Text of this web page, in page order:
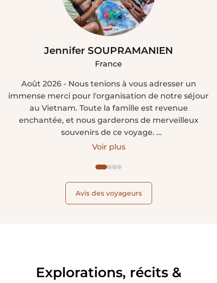
Jennifer SOUPRAMANIEN
France
Août 2026 - Nous tenions à vous adresser un
immense merci pour l'organisation de notre séjour
au Vietnam. Toute la famille est revenue
enchantée, et nous garderons de merveilleux
souvenirs de ce voyage.
Dès nos premiers échanges, avant même la
attentes, de respecter notre budget et de nous
proposer un itinéraire parfaitement adapté à
notre famille et à nos enfants. Nous nous sommes
tout de suite sentis en confiance.
Voir plus
Avis des voyageurs
Explorations, récits &